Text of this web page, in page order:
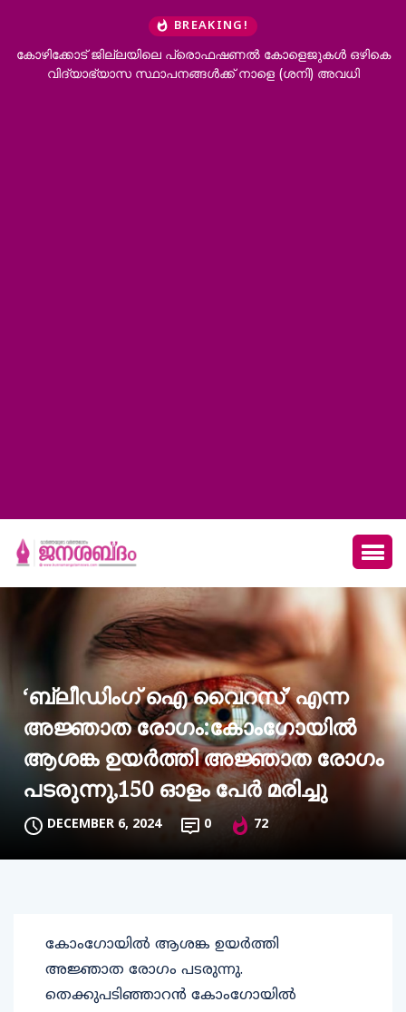
BREAKING!
പ്രൊഫഷണൽ കോളെജുകൾ ഒഴികെ
സ്ഥാപനങ്ങൾക്ക് നാളെ (ശനി) അവധി
‘ഭർത്താവിന്റെ
വേണം’;
‘ബ്ലീഡിംഗ് ഐ വൈറസ്’ എന്ന
അജ്ഞാത രോഗം:കോംഗോയിൽ
ആശങ്ക ഉയർത്തി അജ്ഞാത രോഗം
പടരുന്നു,150 ഓളം പേർ മരിച്ചു
DECEMBER 6, 2024 0 72
കോംഗോയിൽ ആശങ്ക ഉയർത്തി
അജ്ഞാത രോഗം പടരുന്നു.
തെക്കുപടിഞ്ഞാറൻ കോംഗോയിൽ